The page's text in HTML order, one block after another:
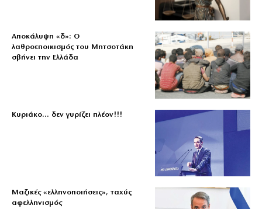
Αποκάλυψη «δ»: Ο
λαθροεποικισμός του Μητσοτάκη
σβήνει την Ελλάδα
Κυριάκο… δεν γυρίζει πλέον!!!
Μαζικές «ελληνοποιήσεις», ταχύς
αφελληνισμός